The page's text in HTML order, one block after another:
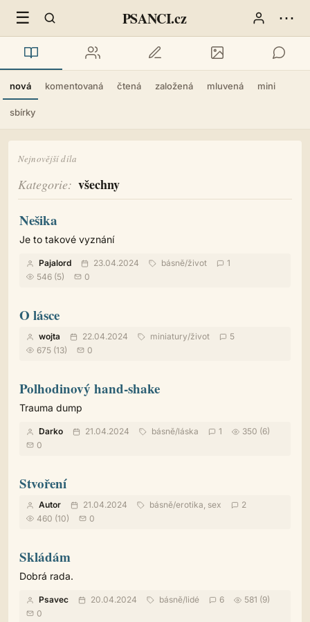
☰ PSANCI.cz ⋯
nová komentovaná čtená založená mluvená mini
sbírky
Nejnovější díla
Kategorie všechny
Nešika
Je to takové vyznání
Pajalord 23.04.2024 básně/život
1
546 (5)
0
O lásce
wojta 22.04.2024 miniatury/život
5
675 (13)
0
Polhodinový hand-shake
Trauma dump
Darko 21.04.2024 básně/láska 1
350 (6)
0
Stvoření
Autor 21.04.2024 básně/erotika, sex
2
460 (10)
0
Skládám
Dobrá rada.
Psavec 20.04.2024 básně/lidé 6
581 (9)
0